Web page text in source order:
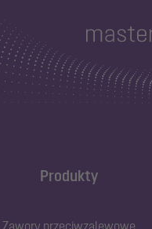
Produkty
Zawory przeciwzalewowe